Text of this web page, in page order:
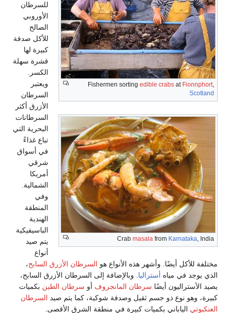
Fishermen sorting edible crabs at Fionnphort,
Scotland
Crab masala from Karnataka, India
للسرطان
الأوروبي
الصالح
للأكل صدفة
كبيرة لها
قشرة سهلة
الكسر.
ويعتبر
السرطان
الأزرق أكثر
السرطانات
البحرية التي
تباع غذاءً
في أسواق
شرقي
أمريكا
الشمالية.
وفي
المنطقة
الهندية
الباسيفيكية
يتم صيد
أنواع
مختلفة للأكل أيضًا. وأشهر هذه الأنواع هو السرطان الأزرق السابح،
الذي يوجد في مياه أستراليا . وبالإضافة إلى السرطان الأزرق السابح،
يصيد الأستراليون أيضًا سرطان المانجروف أو سرطان الطين بكميات
كبيرة، وهو نوع ذو جسم ثقيل وصدفة شوكية، كما يتم صيد السرطان
العنكبوتي الياباني بكميات كبيرة في منطقة الشرق الأقصى.